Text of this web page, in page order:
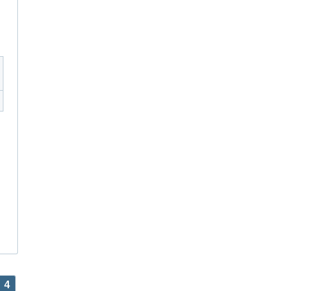
4